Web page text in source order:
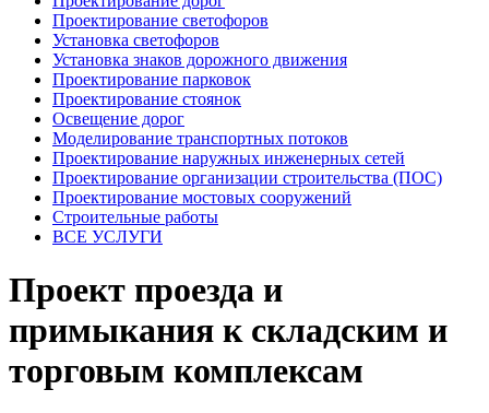
Проектирование светофоров
Установка светофоров
Установка знаков дорожного движения
Проектирование парковок
Проектирование стоянок
Освещение дорог
Моделирование транспортных потоков
Проектирование наружных инженерных сетей
Проектирование организации строительства (ПОС)
Проектирование мостовых сооружений
Строительные работы
ВСЕ УСЛУГИ
Проект проезда и
примыкания к складским и
торговым комплексам